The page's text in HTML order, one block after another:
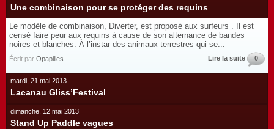
Une combinaison pour se protéger des requins
Le modèle de combinaison, Diverter, est proposé aux surfeurs . Il est
censé faire peur aux requins à cause de son alternance de bandes
noires et blanches. À l’instar des animaux terrestres qui se...
Écrit par Opapilles Lire la suite 0
mardi, 21 mai 2013
Lacanau Gliss’Festival
dimanche, 12 mai 2013
Stand Up Paddle vagues